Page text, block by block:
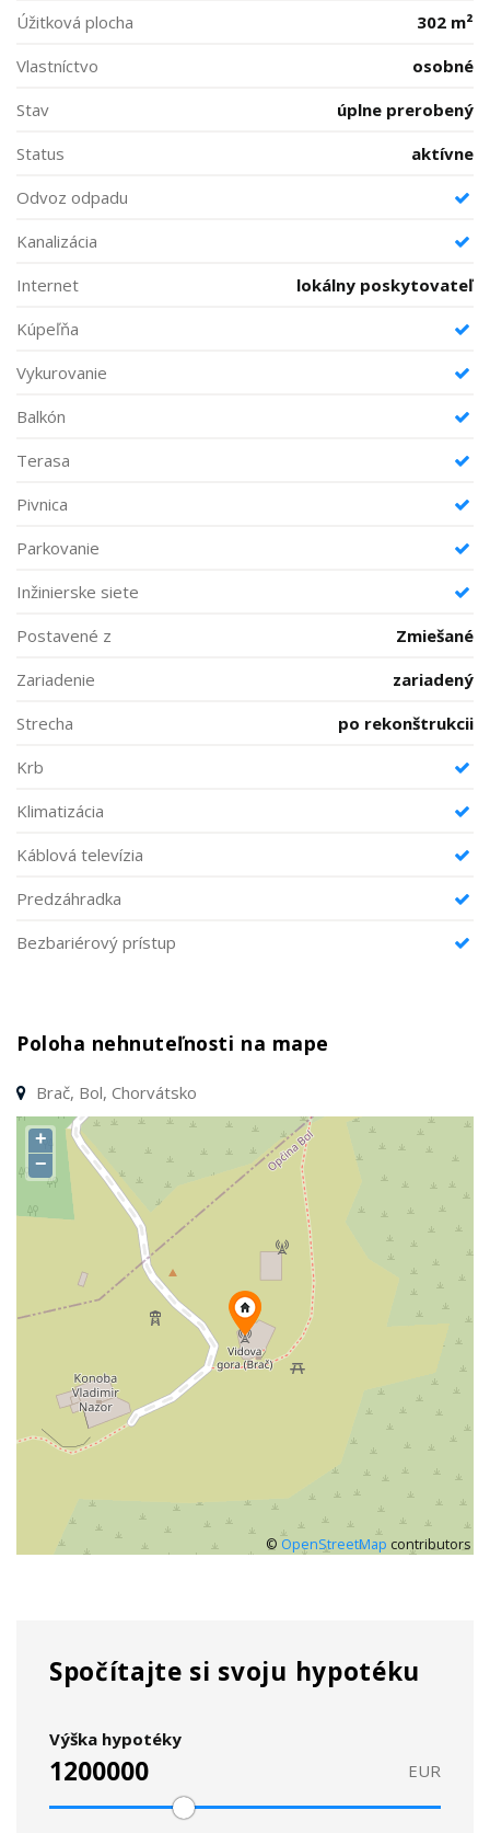
Úžitková plocha
302 m²
Vlastníctvo
osobné
Stav
úplne prerobený
Status
aktívne
Odvoz odpadu
Kanalizácia
Internet
lokálny poskytovateľ
Kúpeľňa
Vykurovanie
Balkón
Terasa
Pivnica
Parkovanie
Inžinierske siete
Postavené z
Zmiešané
Zariadenie
zariadený
Strecha
po rekonštrukcii
Krb
Klimatizácia
Káblová televízia
Predzáhradka
Bezbariérový prístup
Poloha nehnuteľnosti na mape
Brač, Bol, Chorvátsko
+
−
© OpenStreetMap contributors
Spočítajte si svoju hypotéku
Výška hypotéky
EUR